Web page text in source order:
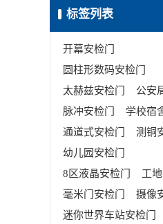
标签列表
开幕安检门
圆柱形数码安检门
太赫兹安检门
公安
脉冲安检门
学校宿
通道式安检门
测铜
幼儿园安检门
8区液晶安检门
工地
毫米门安检门
摄像
迷你世界车站安检门